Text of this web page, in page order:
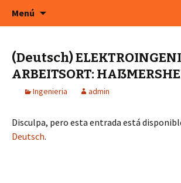
En Cefeco Consulting
trabajo actuales de
Menú
(Deutsch)
ARBEITSORT:
Ingenieria admin
Disculpa, pero esta entrada está
Deutsch.